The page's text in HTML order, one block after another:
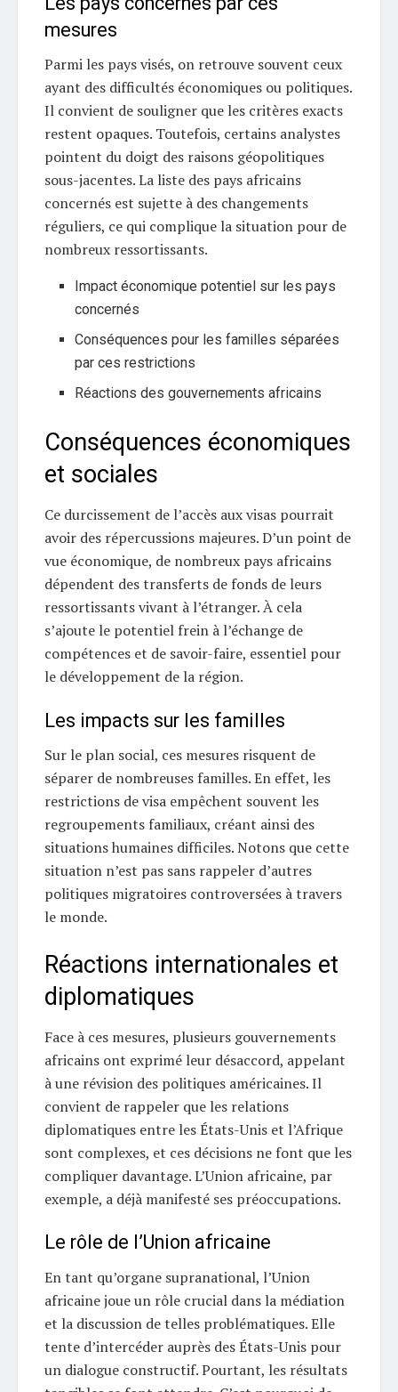
mesures
Parmi les pays visés, on retrouve souvent ceux
ayant des difficultés économiques ou politiques.
Il convient de souligner que les critères exacts
restent opaques. Toutefois, certains analystes
pointent du doigt des raisons géopolitiques
sous-jacentes. La liste des pays africains
concernés est sujette à des changements
réguliers, ce qui complique la situation pour de
nombreux ressortissants.
Impact économique potentiel sur les pays
concernés
Conséquences pour les familles séparées
par ces restrictions
Réactions des gouvernements africains
Conséquences économiques
et sociales
Ce durcissement de l’accès aux visas pourrait
avoir des répercussions majeures. D’un point de
vue économique, de nombreux pays africains
dépendent des transferts de fonds de leurs
ressortissants vivant à l’étranger. À cela
s’ajoute le potentiel frein à l’échange de
compétences et de savoir-faire, essentiel pour
le développement de la région.
Les impacts sur les familles
Sur le plan social, ces mesures risquent de
séparer de nombreuses familles. En effet, les
restrictions de visa empêchent souvent les
regroupements familiaux, créant ainsi des
situations humaines difficiles. Notons que cette
situation n’est pas sans rappeler d’autres
politiques migratoires controversées à travers
le monde.
Réactions internationales et
diplomatiques
Face à ces mesures, plusieurs gouvernements
africains ont exprimé leur désaccord, appelant
à une révision des politiques américaines. Il
convient de rappeler que les relations
diplomatiques entre les États-Unis et l’Afrique
sont complexes, et ces décisions ne font que les
compliquer davantage. L’Union africaine, par
exemple, a déjà manifesté ses préoccupations.
Le rôle de l’Union africaine
En tant qu’organe supranational, l’Union
africaine joue un rôle crucial dans la médiation
et la discussion de telles problématiques. Elle
tente d’intercéder auprès des États-Unis pour
un dialogue constructif. Pourtant, les résultats